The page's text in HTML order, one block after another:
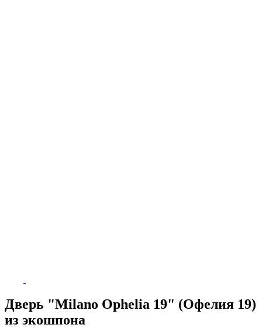
Дверь "Milano Ophelia 19" (Офелия 19)
из экошпона